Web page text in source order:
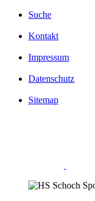
Suche
Kontakt
Impressum
Datenschutz
Sitemap